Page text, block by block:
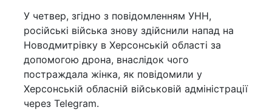
У четвер, згідно з повідомленням УНН,
російські війська знову здійснили напад на
Новодмитрівку в Херсонській області за
допомогою дрона, внаслідок чого
постраждала жінка, як повідомили у
Херсонській обласній військовій адміністрації
через Telegram.